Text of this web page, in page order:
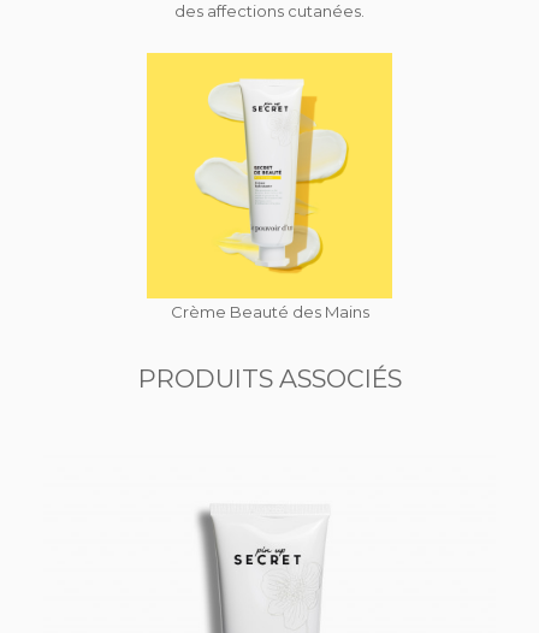
des affections cutanées.
Crème Beauté des Mains
PRODUITS ASSOCIÉS